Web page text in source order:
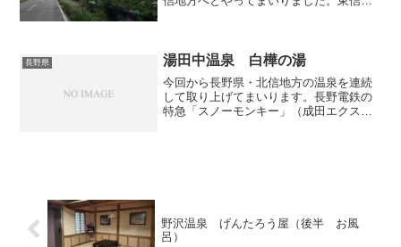
いう有名な言葉があ...
長野県 湯田中温泉 白樺の湯
今回から長野県・北信地方の温泉を連続
して取り上げてまいります。長野電鉄の
特急「スノーモンキー」（成田エクスプ
野沢温泉 げんたろう屋（後半 お風
呂）